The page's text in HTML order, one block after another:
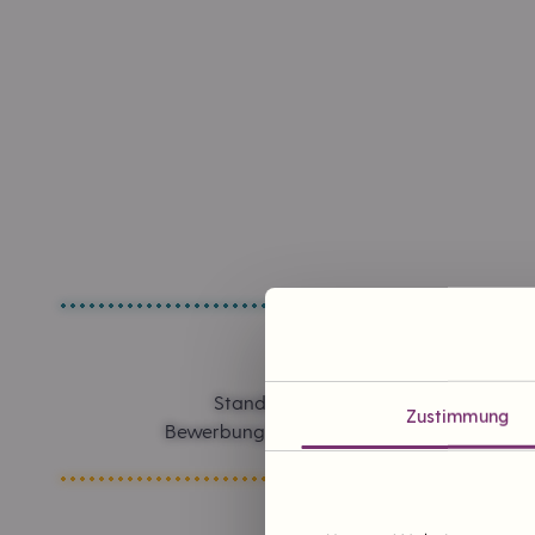
Zustimmung
Standorte in Planung
Bewerbung um einen Tante Enso